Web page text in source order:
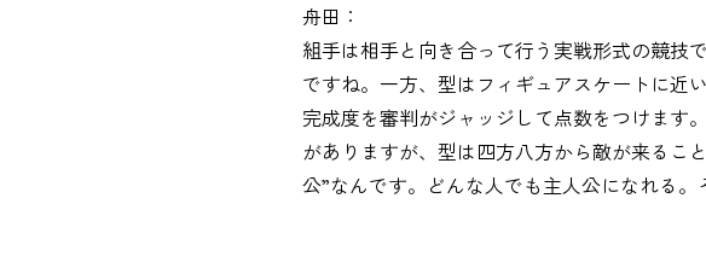
舟田：
組手は相手と向き合って行う実戦形式の競技
ですね。一方、型はフィギュアスケートに近
完成度を審判がジャッジして点数をつけます
がありますが、型は四方八方から敵が来るこ
公”なんです。どんな人でも主人公になれる。